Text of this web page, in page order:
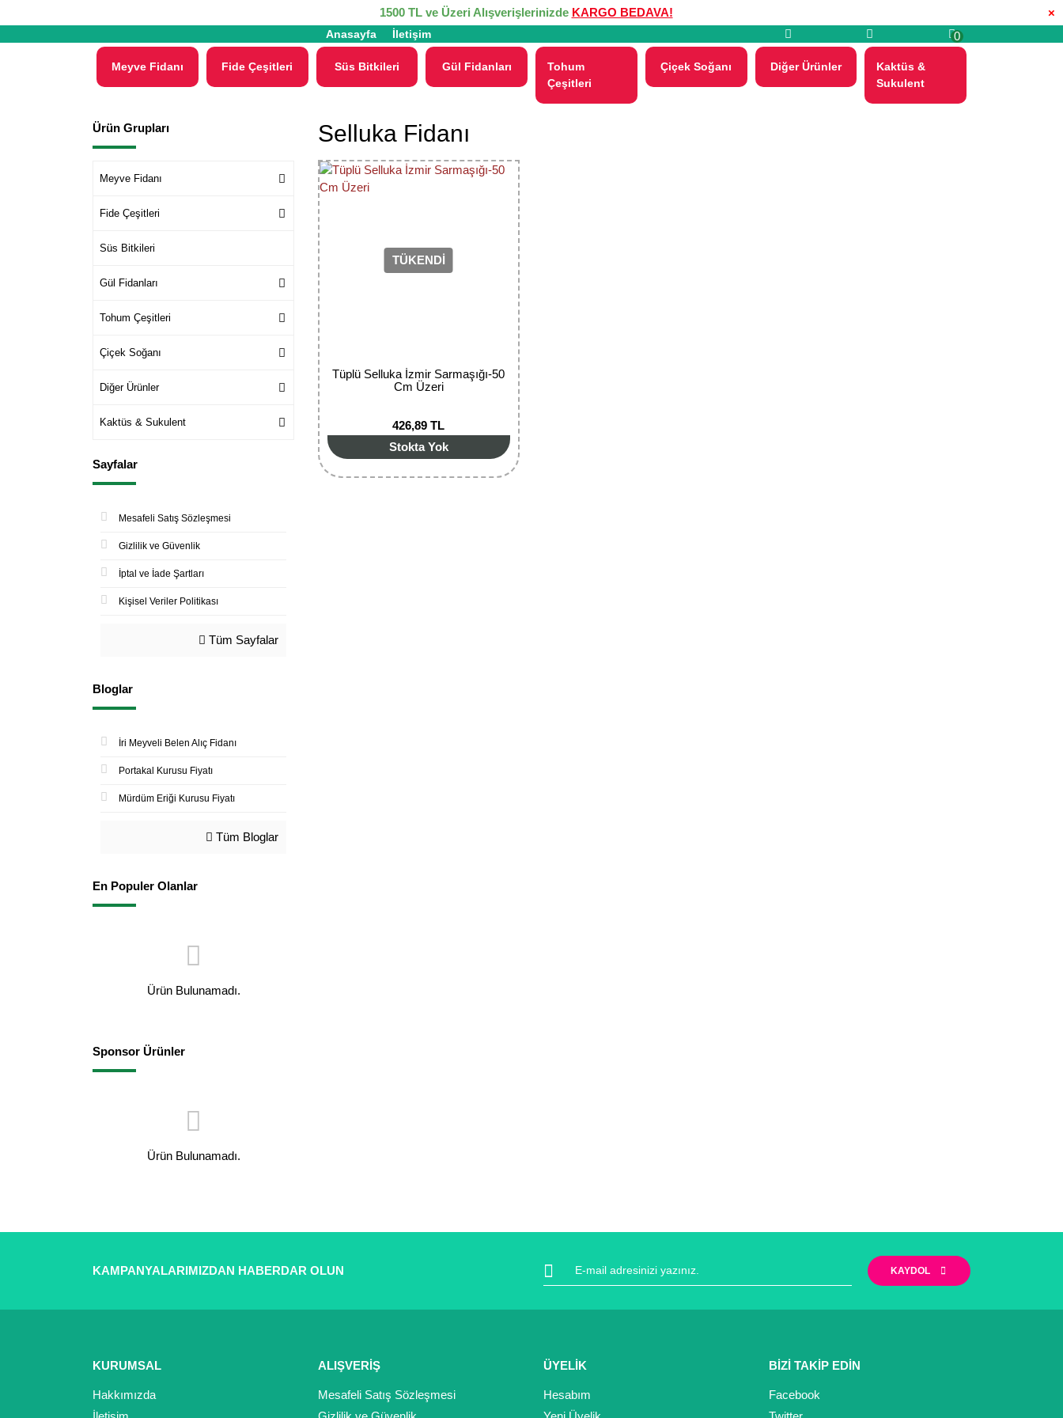
×
1500 TL ve Üzeri Alışverişlerinizde KARGO BEDAVA!
Anasayfa İletişim 0
Meyve Fidanı Fide Çeşitleri Süs Bitkileri Gül Fidanları
Tohum
Çeşitleri
Çiçek Soğanı Diğer Ürünler
Kaktüs &
Sukulent
Ürün Grupları
Meyve Fidanı
Fide Çeşitleri
Süs Bitkileri
Gül Fidanları
Tohum Çeşitleri
Çiçek Soğanı
Diğer Ürünler
Kaktüs & Sukulent
Sayfalar
Mesafeli Satış Sözleşmesi
Gizlilik ve Güvenlik
İptal ve İade Şartları
Kişisel Veriler Politikası
Tüm Sayfalar
Bloglar
İri Meyveli Belen Alıç Fidanı
Portakal Kurusu Fiyatı
Mürdüm Eriği Kurusu Fiyatı
Tüm Bloglar
En Populer Olanlar
Ürün Bulunamadı.
Sponsor Ürünler
Ürün Bulunamadı.
Selluka Fidanı
TÜKENDİ
Tüplü Selluka İzmir Sarmaşığı-50
Cm Üzeri
426,89 TL
Stokta Yok
KAMPANYALARIMIZDAN HABERDAR OLUN KAYDOL
KURUMSAL
Hakkımızda
ALIŞVERİŞ
Mesafeli Satış Sözleşmesi
ÜYELİK
Hesabım
BİZİ TAKİP EDİN
Facebook